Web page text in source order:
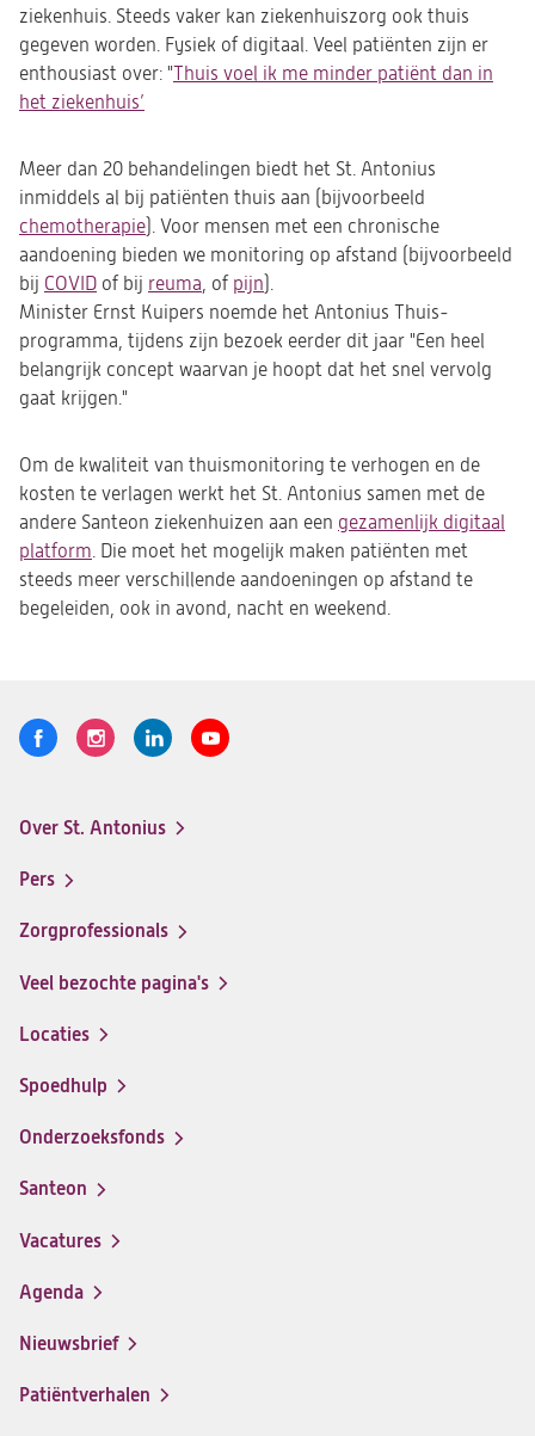
ziekenhuis. Steeds vaker kan ziekenhuiszorg ook thuis
gegeven worden. Fysiek of digitaal. Veel patiënten zijn er
enthousiast over: "Thuis voel ik me minder patiënt dan in
het ziekenhuis’
Meer dan 20 behandelingen biedt het St. Antonius
inmiddels al bij patiënten thuis aan (bijvoorbeeld
chemotherapie ). Voor mensen met een chronische
aandoening bieden we monitoring op afstand (bijvoorbeeld
bij COVID of bij reuma, of pijn ).
Minister Ernst Kuipers noemde het Antonius Thuis-
programma, tijdens zijn bezoek eerder dit jaar "Een heel
belangrijk concept waarvan je hoopt dat het snel vervolg
gaat krijgen."
Om de kwaliteit van thuismonitoring te verhogen en de
kosten te verlagen werkt het St. Antonius samen met de
andere Santeon ziekenhuizen aan een gezamenlijk digitaal
platform. Die moet het mogelijk maken patiënten met
steeds meer verschillende aandoeningen op afstand te
begeleiden, ook in avond, nacht en weekend.
Volg
Logo
een
ziekenhuis
op
Logo
een
op
Logo
een
op
Logo
menu
Over St. Antonius
Pers
Zorgprofessionals
Veel bezochte pagina's
Locaties
Spoedhulp
Onderzoeksfonds
Santeon
(opent
in
nieuwe
Vacatures
(opent
in
nieuwe
Agenda
Nieuwsbrief
Patiëntverhalen